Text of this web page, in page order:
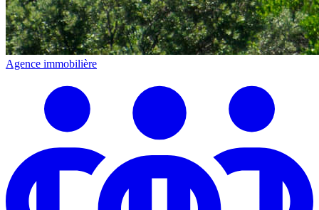
Agence immobilière